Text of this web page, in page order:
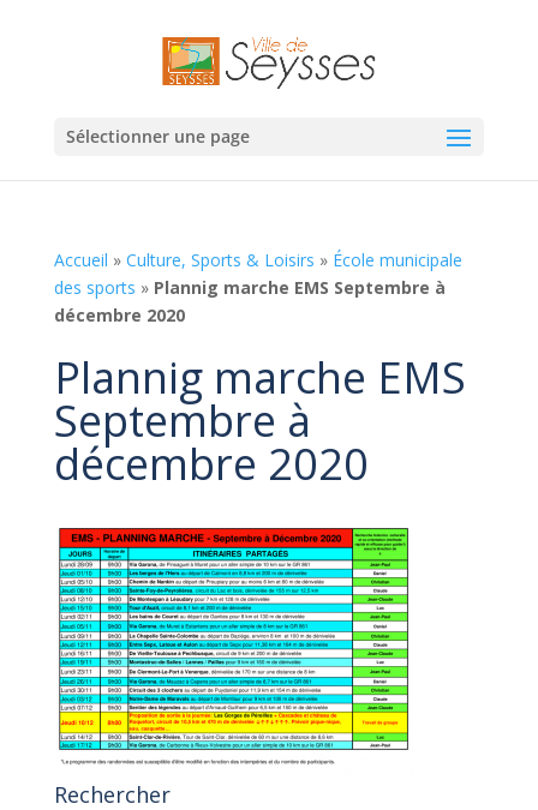
Sélectionner une page
Accueil » Culture, Sports & Loisirs » École municipale
des sports » Plannig marche EMS Septembre à
décembre 2020
Plannig marche EMS
Septembre à
décembre 2020
Rechercher